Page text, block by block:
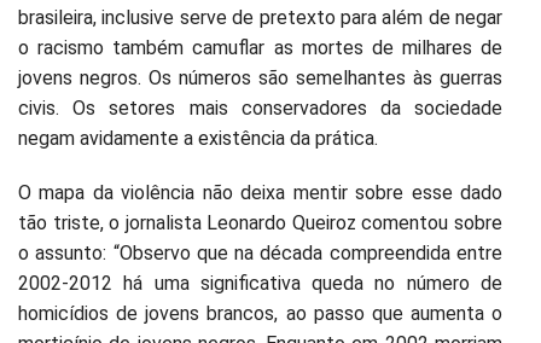
brasileira, inclusive serve de pretexto para além de negar
o racismo também camuflar as mortes de milhares de
jovens negros. Os números são semelhantes às guerras
civis. Os setores mais conservadores da sociedade
negam avidamente a existência da prática.
O mapa da violência não deixa mentir sobre esse dado
tão triste, o jornalista Leonardo Queiroz comentou sobre
o assunto: “Observo que na década compreendida entre
2002-2012 há uma significativa queda no número de
homicídios de jovens brancos, ao passo que aumenta o